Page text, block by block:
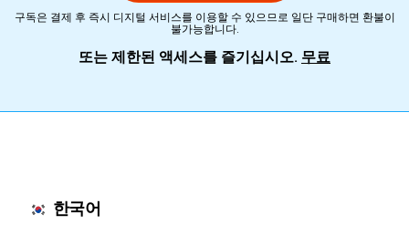
구독은 결제 후 즉시 디지털 서비스를 이용할 수 있으므로 일단 구매하면 환불이
불가능합니다.
또는 제한된 액세스를 즐기십시오. 무료
한국어